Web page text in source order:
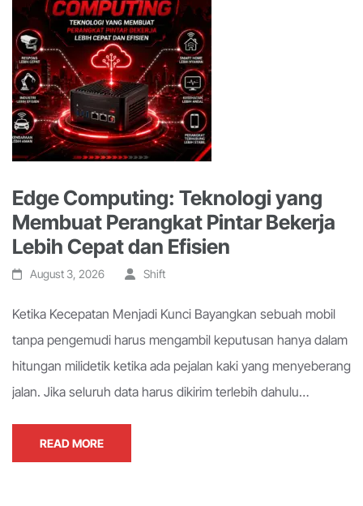
Edge Computing: Teknologi yang
Membuat Perangkat Pintar Bekerja
Lebih Cepat dan Efisien
August 3, 2026 Shift
Ketika Kecepatan Menjadi Kunci Bayangkan sebuah mobil
tanpa pengemudi harus mengambil keputusan hanya dalam
hitungan milidetik ketika ada pejalan kaki yang menyeberang
jalan. Jika seluruh data harus dikirim terlebih dahulu…
READ MORE